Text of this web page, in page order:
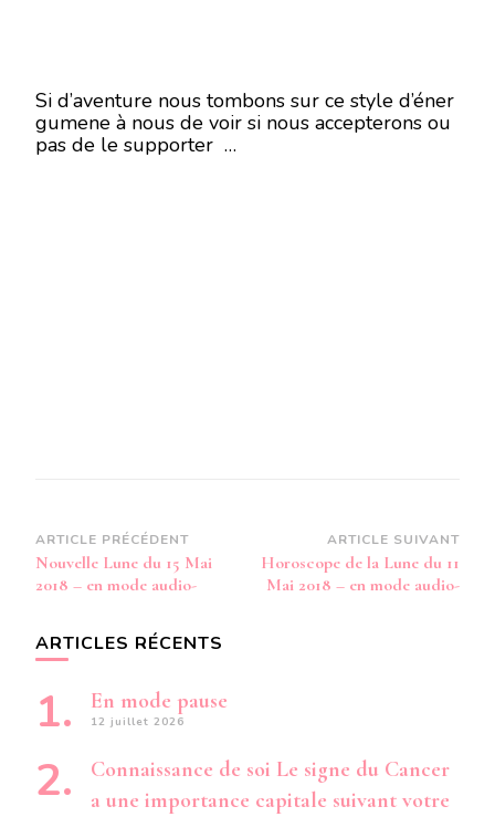
Si d’aventure nous tombons sur ce style d’éner
gumene à nous de voir si nous accepterons ou
pas de le supporter …
Navigation
d’article
ARTICLE PRÉCÉDENT
Nouvelle Lune du 15 Mai
2018 – en mode audio-
ARTICLE SUIVANT
Horoscope de la Lune du 11
Mai 2018 – en mode audio-
ARTICLES RÉCENTS
En mode pause
12 juillet 2026
Connaissance de soi Le signe du Cancer
a une importance capitale suivant votre